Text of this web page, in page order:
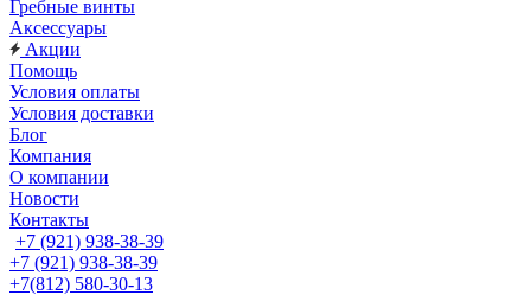
Гребные винты
Аксессуары
Акции
Помощь
Условия оплаты
Условия доставки
Блог
Компания
О компании
Новости
Контакты
+7 (921) 938-38-39
+7 (921) 938-38-39
+7(812) 580-30-13